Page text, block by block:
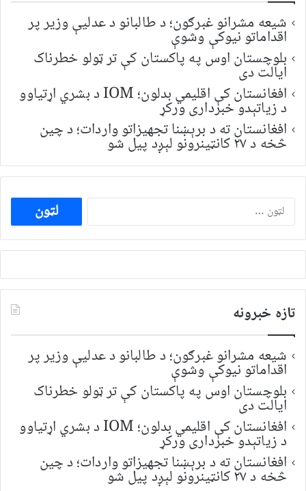
شیعه مشرانو غبرګون؛ د طالبانو د عدلیې وزیر پر
اقداماتو نیوکې وشوې
بلوچستان اوس په پاکستان کې تر ټولو خطرناک
ایالت دی
افغانستان کې اقلیمي بدلون؛ IOM د بشري اړتیاوو
د زیاتېدو خبرداری ورکړ
افغانستان ته د برېښنا تجهیزاتو واردات؛ د چین
څخه د ۲۷ کانټینرونو لېږد پیل شو
ددی
لپاره
لټون:
تازه خبرونه
شیعه مشرانو غبرګون؛ د طالبانو د عدلیې وزیر پر
اقداماتو نیوکې وشوې
بلوچستان اوس په پاکستان کې تر ټولو خطرناک
ایالت دی
افغانستان کې اقلیمي بدلون؛ IOM د بشري اړتیاوو
د زیاتېدو خبرداری ورکړ
افغانستان ته د برېښنا تجهیزاتو واردات؛ د چین
څخه د ۲۷ کانټینرونو لېږد پیل شو